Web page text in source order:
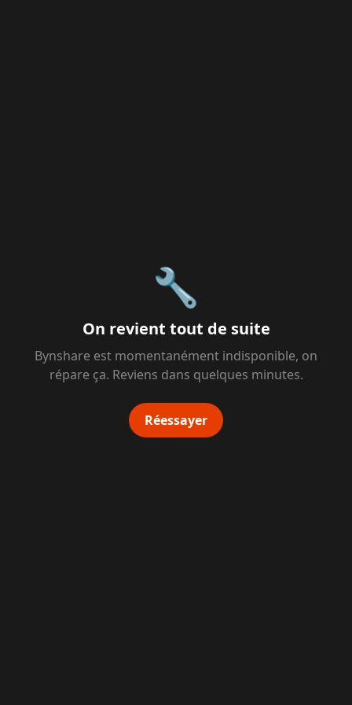
🔧
On revient tout de suite
Bynshare est momentanément indisponible, on
répare ça. Reviens dans quelques minutes.
Réessayer